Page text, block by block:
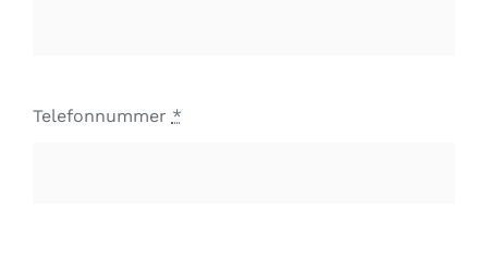
Telefonnummer *